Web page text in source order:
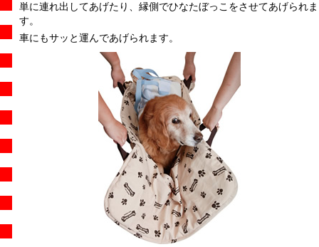
単に連れ出してあげたり、縁側でひなたぼっこをさせてあげられま
す。
車にもサッと運んであげられます。